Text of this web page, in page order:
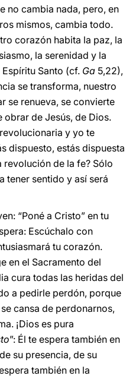
no cambia nada, pero, en
mismos, cambia todo.
corazón habita la paz, la
la serenidad y la
Santo (cf. Ga 5,22),
se transforma, nuestro
se renueva, se convierte
obrar de Jesús, de Dios.
y yo te
dispuesto, estás dispuesta
revolución de la fe? Sólo
tener sentido y así será
“Poné a Cristo” en tu
Escúchalo con
tu corazón.
en el Sacramento del
cura todas las heridas del
a pedirle perdón, porque
cansa de perdonarnos,
¡Dios es pura
”: Él te espera también en
su presencia, de su
también en la